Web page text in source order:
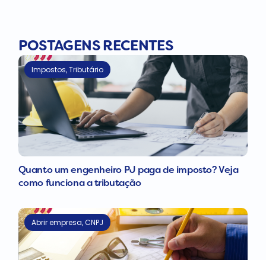
POSTAGENS RECENTES
Impostos,Tributário
Quanto um engenheiro PJ paga de imposto? Veja
como funciona a tributação
Abrir empresa,CNPJ